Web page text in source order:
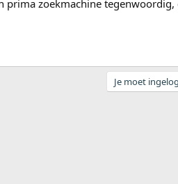
prima zoekmachine tegenwoordig,
Je moet